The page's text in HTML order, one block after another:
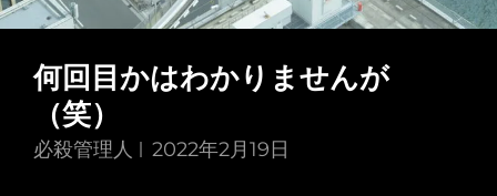
何回目かはわかりませんが
（笑）
必殺管理人 2022年2月19日